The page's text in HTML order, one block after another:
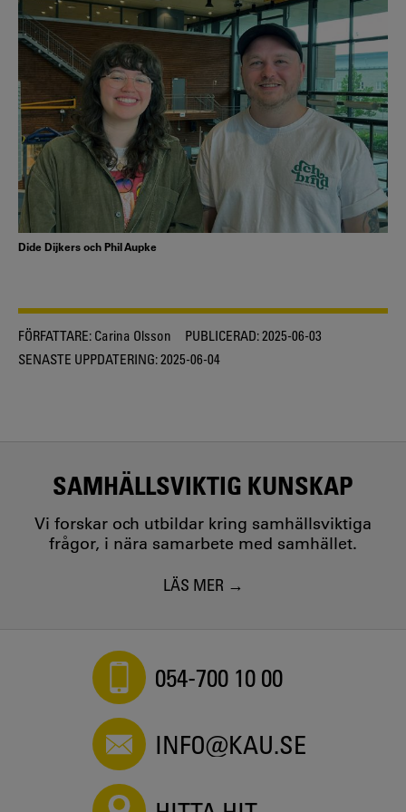
Dide Dijkers och Phil Aupke
FÖRFATTARE: Carina Olsson PUBLICERAD:2025-06-03
SENASTE UPPDATERING:2025-06-04
SAMHÄLLSVIKTIG KUNSKAP
Vi forskar och utbildar kring samhällsviktiga
frågor, i nära samarbete med samhället.
LÄS MER
054-700 10 00
INFO@KAU.SE